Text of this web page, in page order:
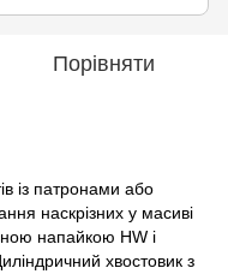
Порівняти
із патронами або
наскрізних у масиві
напайкою HW і
хвостовик з